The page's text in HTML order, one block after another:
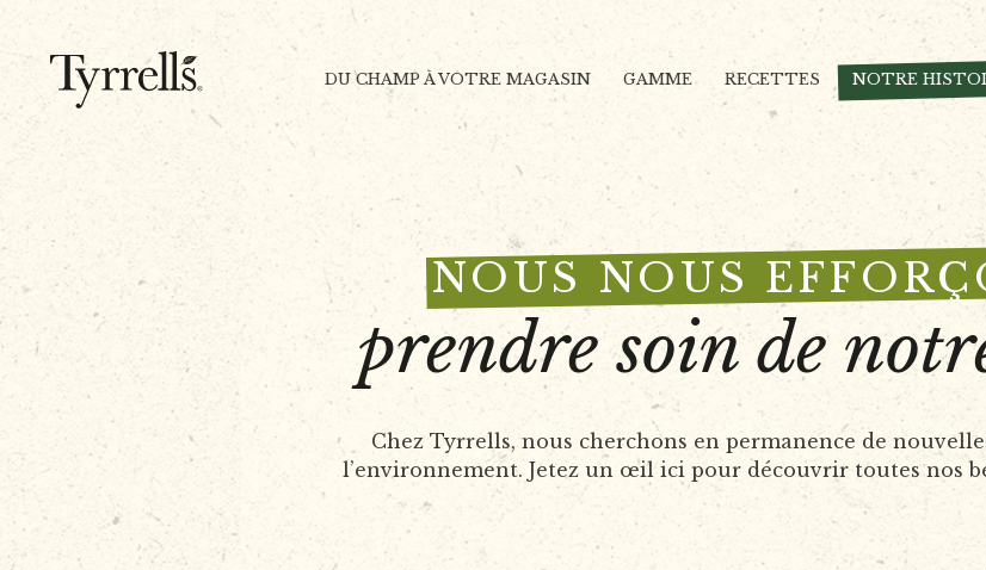
DU CHAMP À VOTRE MAGASIN GAMME RECETTES NOTRE
NOUS NOUS
prendre soin de
Chez Tyrrells, nous cherchons en permanence de
l’environnement. Jetez un œil ici pour découvrir toutes nos